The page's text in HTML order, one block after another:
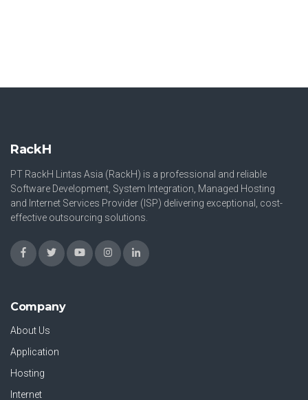
RackH
PT RackH Lintas Asia (RackH) is a professional and reliable
Software Development, System Integration, Managed Hosting
and Internet Services Provider (ISP) delivering exceptional, cost-
effective outsourcing solutions.
Company
About Us
Application
Hosting
Internet